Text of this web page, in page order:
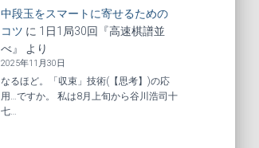
中段玉をスマートに寄せるための
コツ に 1日1局30回『高速棋譜並
べ』
より
2025年11月30日
なるほど。「収束」技術(【思考】)の応
用…ですか。 私は8月上旬から谷川浩司十
七…